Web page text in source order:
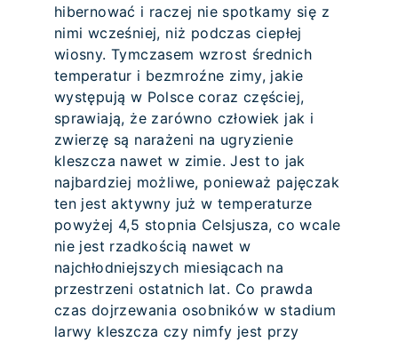
hibernować i raczej nie spotkamy się z
nimi wcześniej, niż podczas ciepłej
wiosny. Tymczasem wzrost średnich
temperatur i bezmroźne zimy, jakie
występują w Polsce coraz częściej,
sprawiają, że zarówno człowiek jak i
zwierzę są narażeni na ugryzienie
kleszcza nawet w zimie. Jest to jak
najbardziej możliwe, ponieważ pajęczak
ten jest aktywny już w temperaturze
powyżej 4,5 stopnia Celsjusza, co wcale
nie jest rzadkością nawet w
najchłodniejszych miesiącach na
przestrzeni ostatnich lat. Co prawda
czas dojrzewania osobników w stadium
larwy kleszcza czy nimfy jest przy